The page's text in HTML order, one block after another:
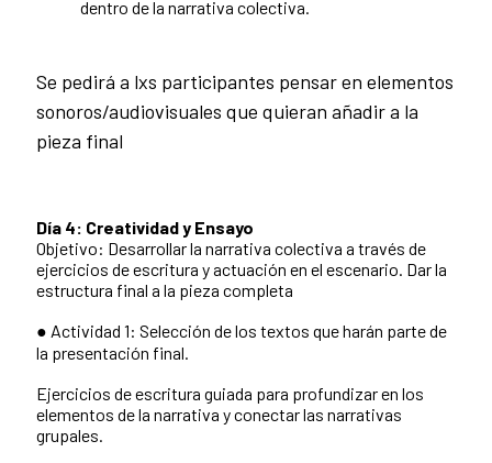
dentro de la narrativa colectiva.
Se pedirá a lxs participantes pensar en elementos
sonoros/audiovisuales que quieran añadir a la
pieza final
Día 4: Creatividad y Ensayo
Objetivo: Desarrollar la narrativa colectiva a través de
ejercicios de escritura y actuación en el escenario. Dar la
estructura final a la pieza completa
● Actividad 1: Selección de los textos que harán parte de
la presentación final.
Ejercicios de escritura guiada para profundizar en los
elementos de la narrativa y conectar las narrativas
grupales.